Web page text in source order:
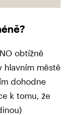
obtížně
hlavním městě
dohodne
k tomu, že